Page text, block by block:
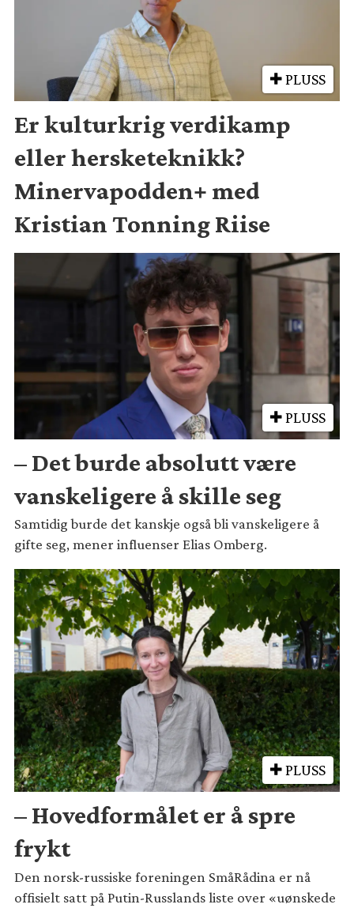
PLUSS
Er kulturkrig verdikamp
eller hersketeknikk?
Minervapodden+ med
Kristian Tonning Riise
PLUSS
– Det burde absolutt være
vanskeligere å skille seg
Samtidig burde det kanskje også bli vanskeligere å
gifte seg, mener influenser Elias Omberg.
PLUSS
– Hovedformålet er å spre
frykt
Den norsk-russiske foreningen SmåRådina er nå
offisielt satt på Putin-Russlands liste over «uønskede